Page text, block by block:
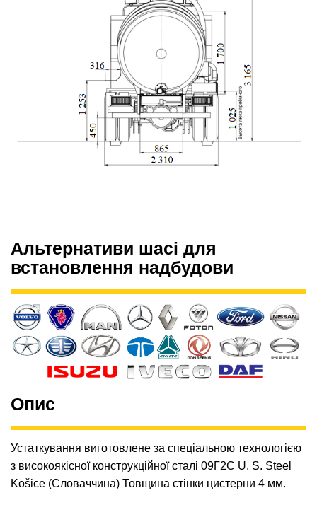
Альтернативи шасі для
встановлення надбудови
Опис
Устаткування виготовлене за спеціальною технологією
з високоякісної конструкційної сталі 09Г2С U. S. Steel
Košice (Словаччина) Товщина стінки цистерни 4 мм.